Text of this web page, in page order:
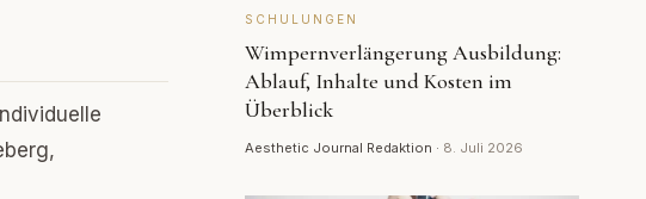
SCHULUNGEN
Wimpernverlängerung Ausbildung:
Ablauf, Inhalte und Kosten im
Überblick
Aesthetic Journal Redaktion · 8. Juli 2026